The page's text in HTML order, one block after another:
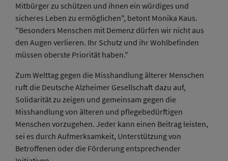
Mitbürger zu schützen und ihnen ein würdiges und
sicheres Leben zu ermöglichen", betont Monika Kaus.
"Besonders Menschen mit Demenz dürfen wir nicht aus
den Augen verlieren. Ihr Schutz und ihr Wohlbefinden
müssen oberste Priorität haben."
Zum Welttag gegen die Misshandlung älterer Menschen
ruft die Deutsche Alzheimer Gesellschaft dazu auf,
Solidarität zu zeigen und gemeinsam gegen die
Misshandlung von älteren und pflegebedürftigen
Menschen vorzugehen. Jeder kann einen Beitrag leisten,
sei es durch Aufmerksamkeit, Unterstützung von
Betroffenen oder die Förderung entsprechender